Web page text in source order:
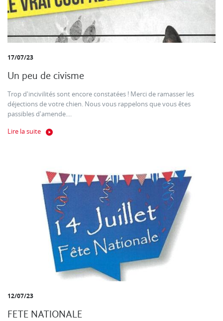
17/07/23
Un peu de civisme
Trop d'incivilités sont encore constatées ! Merci de ramasser les
déjections de votre chien. Nous vous rappelons que vous êtes
passibles d'amende....
Lire la suite
12/07/23
FETE NATIONALE